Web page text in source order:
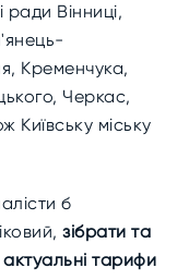
Вінниці,
Кременчука,
Черкас,
Київську міську
б
зібрати та
тарифи